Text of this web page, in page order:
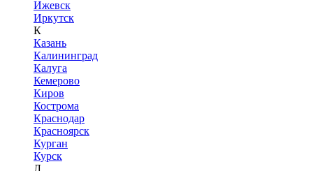
Ижевск
Иркутск
К
Казань
Калининград
Калуга
Кемерово
Киров
Кострома
Краснодар
Красноярск
Курган
Курск
Л